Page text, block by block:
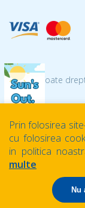
© 2026 Toate
Prin folosirea
cu folosirea
in politica
multe
Nu